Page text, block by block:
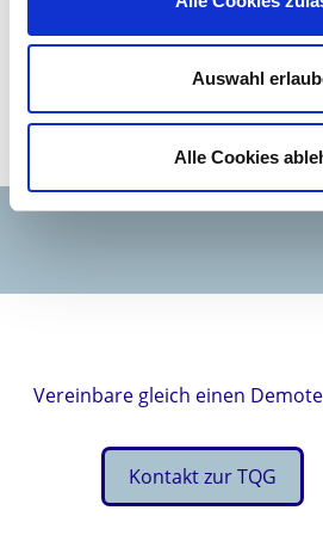
Auswahl
Alle Cookies
Die Blockchain mag uns helfen,
neue Probleme schafft.
Vereinbare gleich einen
Kontakt zur TQG